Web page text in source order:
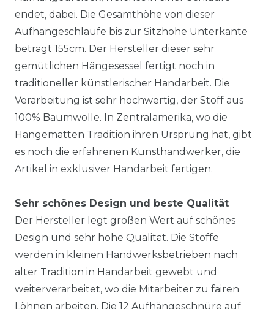
endet, dabei. Die Gesamthöhe von dieser
Aufhängeschlaufe bis zur Sitzhöhe Unterkante
beträgt 155cm. Der Hersteller dieser sehr
gemütlichen Hängesessel fertigt noch in
traditioneller künstlerischer Handarbeit. Die
Verarbeitung ist sehr hochwertig, der Stoff aus
100% Baumwolle. In Zentralamerika, wo die
Hängematten Tradition ihren Ursprung hat, gibt
es noch die erfahrenen Kunsthandwerker, die
Artikel in exklusiver Handarbeit fertigen.
Sehr schönes Design und beste Qualität
Der Hersteller legt großen Wert auf schönes
Design und sehr hohe Qualität. Die Stoffe
werden in kleinen Handwerksbetrieben nach
alter Tradition in Handarbeit gewebt und
weiterverarbeitet, wo die Mitarbeiter zu fairen
Löhnen arbeiten. Die 12 Aufhängeschnüre auf